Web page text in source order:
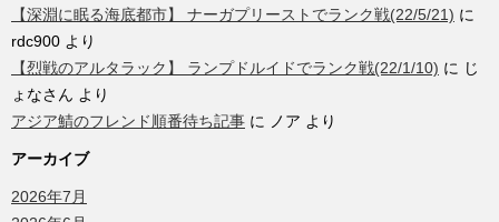
【深淵に眠る海底都市】 ナーガプリーストでランク戦(22/5/21) に
rdc900 より
【烈戦のアルタラック】 ランプドルイドでランク戦(22/1/10) に じ
ょなさん より
アジア鯖のフレンド順番待ち記事 に ノア より
アーカイブ
2026年7月